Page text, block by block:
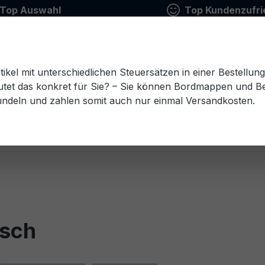
Top Auswahl Top
Estnisch Finnisch Französisch Griechisch
mit unterschiedlichen Steuersätzen in einer
das konkret für Sie? – Sie können Bordmappen und
und zahlen somit auch nur einmal Versandkosten.